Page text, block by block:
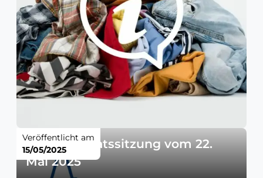
Gemeinderatssitzung vom 22.
Mai 2025
Veröffentlicht am
15/05/2025